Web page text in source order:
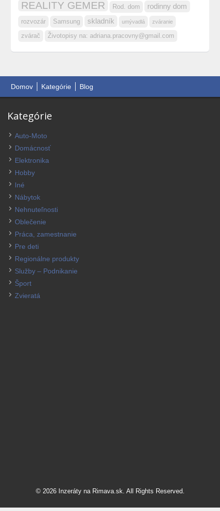
REALITY GEMER Rod. dom rodinny dom
rozvozár Samsung skladník umývadlá zváranie
zvárač Životopisy na:adriana.pracovny@gmail.com
Domov Kategórie Blog
Kategórie
Auto-Moto
Domácnosť
Elektronika
Hobby
Iné
Nábytok
Nehnuteľnosti
Oblečenie
Práca, zamestnanie
Pre deti
Regionálne produkty
Služby – Podnikanie
Šport
Zvieratá
© 2026 Inzeráty na Rimava.sk. All Rights Reserved.